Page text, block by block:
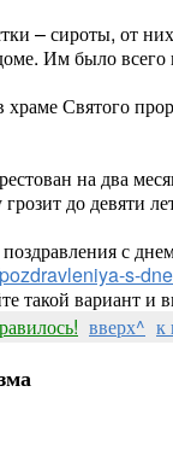
– сироты, от
Им было
Святого
на два
до девяти
с
s-
такой вариант и
вверх^ к